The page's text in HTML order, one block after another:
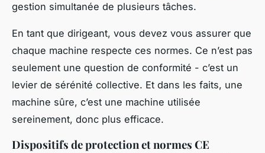
gestion simultanée de plusieurs tâches.
En tant que dirigeant, vous devez vous assurer que
chaque machine respecte ces normes. Ce n’est pas
seulement une question de conformité - c’est un
levier de sérénité collective. Et dans les faits, une
machine sûre, c’est une machine utilisée
sereinement, donc plus efficace.
Dispositifs de protection et normes CE